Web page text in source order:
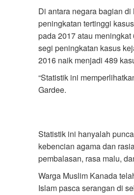
Di antara negara bagian
peningkatan tertinggi
pada 2017 atau
segi peningkatan kasus
2016 naik menjadi 489
“Statistik ini
Gardee.
Statistik ini hanyalah
kebencian agama dan
pembalasan, rasa malu,
Warga Muslim Kanada
Islam pasca serangan di